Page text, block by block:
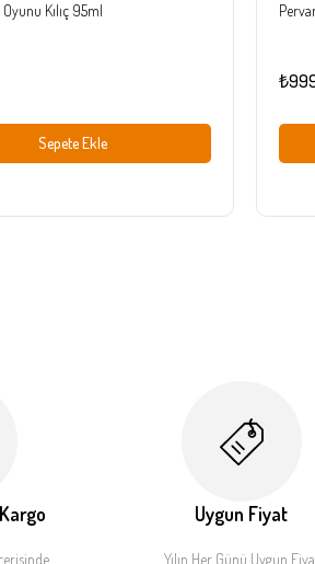
Kılıç 95ml
Sepete Ekle
Uygun Fiyat
Yılın Her Günü Uygun